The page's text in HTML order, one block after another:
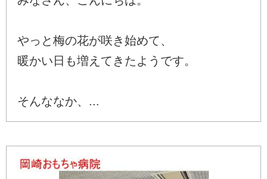
やっと梅の花が咲き始めて、
暖かい日も増えてきたようです。
そんななか、...